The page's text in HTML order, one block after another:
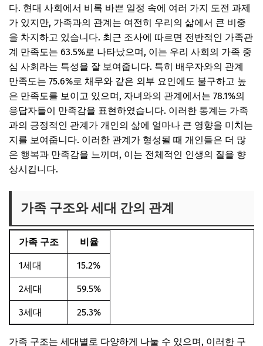
다. 현대 사회에서 비록 바쁜 일정 속에 여러 가지 도전 과제
가 있지만, 가족과의 관계는 여전히 우리의 삶에서 큰 비중
을 차지하고 있습니다. 최근 조사에 따르면 전반적인 가족관
계 만족도는 63.5%로 나타났으며, 이는 우리 사회의 가족 중
심 사회라는 특성을 잘 보여줍니다. 특히 배우자와의 관계
만족도는 75.6%로 채무와 같은 외부 요인에도 불구하고 높
은 만족도를 보이고 있으며, 자녀와의 관계에서는 78.1%의
응답자들이 만족감을 표현하였습니다. 이러한 통계는 가족
과의 긍정적인 관계가 개인의 삶에 얼마나 큰 영향을 미치는
지를 보여줍니다. 이러한 관계가 형성될 때 개인들은 더 많
은 행복과 만족감을 느끼며, 이는 전체적인 인생의 질을 향
상시킵니다.
가족 구조와 세대 간의 관계
가족 구조 비율
1세대 15.2%
2세대 59.5%
3세대 25.3%
가족 구조는 세대별로 다양하게 나눌 수 있으며, 이러한 구